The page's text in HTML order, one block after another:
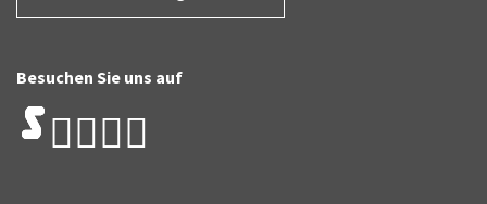
Besuchen Sie uns auf